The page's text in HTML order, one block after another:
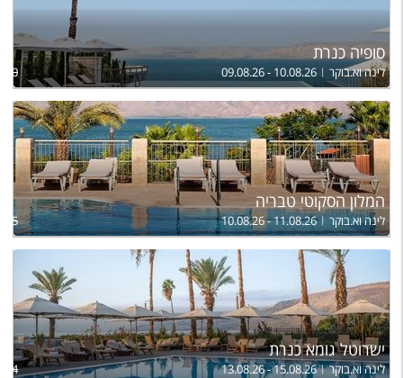
סופיה כנרת
לינה וא.בוקר 09.08.26 - 10.08.26
המלון הסקוטי טבריה
לינה וא.בוקר 10.08.26 - 11.08.26
ישרוטל גומא כנרת
לינה וא.בוקר 13.08.26 - 15.08.26